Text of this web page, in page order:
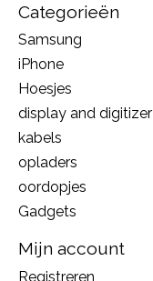
Categorieën
Samsung
iPhone
Hoesjes
display and digitizer
kabels
opladers
oordopjes
Gadgets
Mijn account
Registreren